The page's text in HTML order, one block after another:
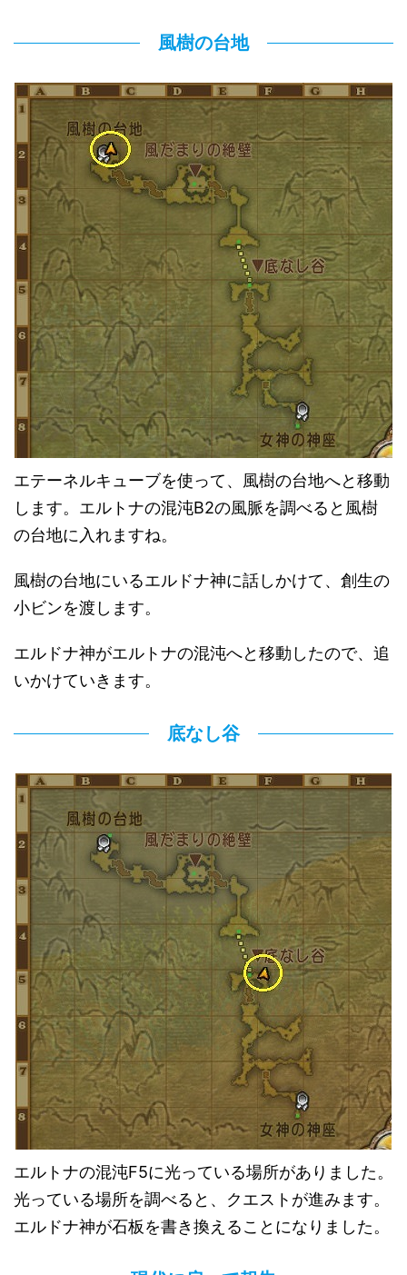
風樹の台地
エテーネルキューブを使って、風樹の台地へと移動
します。エルトナの混沌B2の風脈を調べると風樹
の台地に入れますね。
風樹の台地にいるエルドナ神に話しかけて、創生の
小ビンを渡します。
エルドナ神がエルトナの混沌へと移動したので、追
いかけていきます。
底なし谷
エルトナの混沌F5に光っている場所がありました。
光っている場所を調べると、クエストが進みます。
エルドナ神が石板を書き換えることになりました。